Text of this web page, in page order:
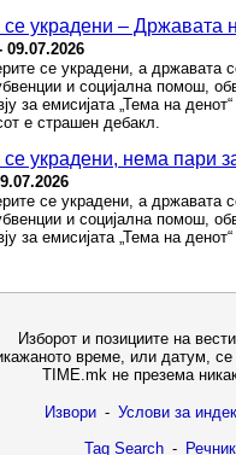
украдени – Државата
09.07.2026
се украдени, а државата
и социјална помош,
за емисијата „Тема на
е страшен дебакл.
украдени, нема пари
се украдени, а државата
и социјална помош,
за емисијата „Тема на
Изборот и позициите на
време, или датум,
TIME.mk не презема
Извори - Услови за
Tag Search - Речник